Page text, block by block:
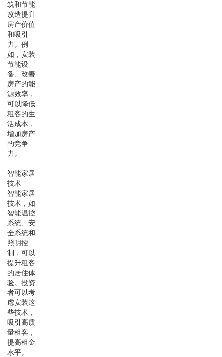
筑和节能
改造提升
房产价值
和吸引
力。例
如，安装
节能设
备、改善
房产的能
源效率，
可以降低
租客的生
活成本，
增加房产
的竞争
力。
智能家居
技术
智能家居
技术，如
智能温控
系统、安
全系统和
照明控
制，可以
提升租客
的居住体
验。投资
者可以考
虑安装这
些技术，
吸引高质
量租客，
提高租金
水平。